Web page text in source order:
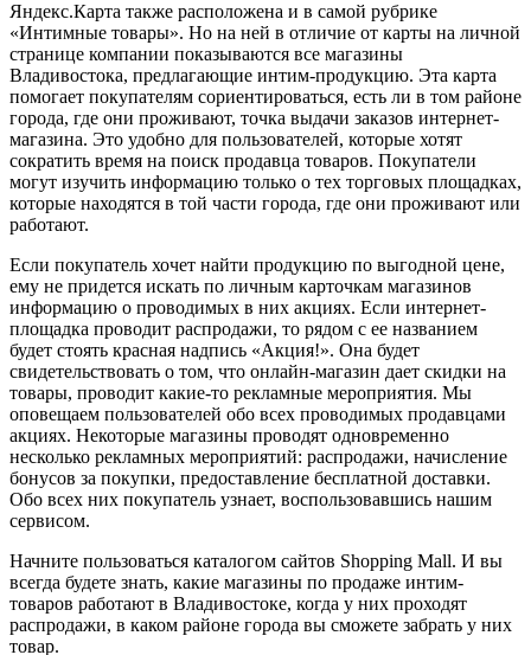
Яндекс.Карта также расположена и в самой рубрике
«Интимные товары». Но на ней в отличие от карты на личной
странице компании показываются все магазины
Владивостока, предлагающие интим-продукцию. Эта карта
помогает покупателям сориентироваться, есть ли в том районе
города, где они проживают, точка выдачи заказов интернет-
магазина. Это удобно для пользователей, которые хотят
сократить время на поиск продавца товаров. Покупатели
могут изучить информацию только о тех торговых площадках,
которые находятся в той части города, где они проживают или
работают.
Если покупатель хочет найти продукцию по выгодной цене,
ему не придется искать по личным карточкам магазинов
информацию о проводимых в них акциях. Если интернет-
площадка проводит распродажи, то рядом с ее названием
будет стоять красная надпись «Акция!». Она будет
свидетельствовать о том, что онлайн-магазин дает скидки на
товары, проводит какие-то рекламные мероприятия. Мы
оповещаем пользователей обо всех проводимых продавцами
акциях. Некоторые магазины проводят одновременно
несколько рекламных мероприятий: распродажи, начисление
бонусов за покупки, предоставление бесплатной доставки.
Обо всех них покупатель узнает, воспользовавшись нашим
сервисом.
Начните пользоваться каталогом сайтов Shopping Mall. И вы
всегда будете знать, какие магазины по продаже интим-
товаров работают в Владивостоке, когда у них проходят
распродажи, в каком районе города вы сможете забрать у них
товар.